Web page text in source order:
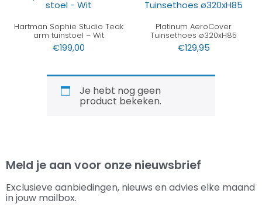
Hartman Sophie Studio Teak
arm tuinstoel – Wit
€199,00
Platinum AeroCover
Tuinsethoes ø320xH85
€129,95
Je hebt nog geen
product bekeken.
Meld je aan voor onze nieuwsbrief
Exclusieve aanbiedingen, nieuws en advies elke maand
in jouw mailbox.